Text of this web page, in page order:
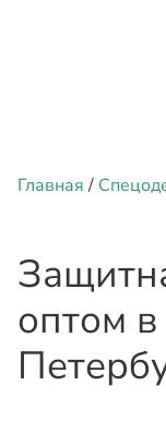
Главная/
оптом